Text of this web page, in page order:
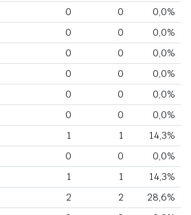
0 0
0,0%
0 0
0,0%
0 0
0,0%
0 0
0,0%
0 0
0,0%
0 0
0,0%
1 1
14,3%
0 0
0,0%
1 1
14,3%
2 2
28,6%